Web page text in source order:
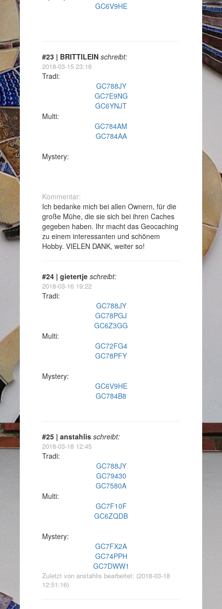
GC6V9HE
#23 | BRITTILEIN schreibt:
2018-03-15 23:16
Tradi:
GC788JY
GC7E9NG
GC6YNJT
Multi:
GC784AM
GC784AA
Mystery:
Kommentar:
Ich bedanke mich bei allen Ownern, für die
große Mühe, die sie sich bei ihren Caches
gegeben haben. Ihr macht das Geocaching
zu einem interessanten und schönem
Hobby. VIELEN DANK, weiter so!
#24 | gietertje schreibt:
2018-03-16 19:22
Tradi:
GC788JY
GC78PGJ
GC6Z3GG
Multi:
GC72FG4
GC78PFY
Mystery:
GC6V9HE
GC784B8
#25 | anstahlis schreibt:
2018-03-18 12:45
Tradi:
GC788JY
GC79430
GC7580A
Multi:
GC7F10F
GC6ZQDB
Mystery:
GC7FX2A
GC74PPH
GC7DWW1
Zuletzt von anstahlis bearbeitet: (2018-03-18
12:51:16)